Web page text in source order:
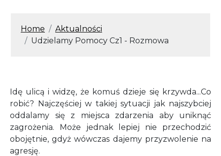
ŚCIEŻKA NAWIGACYJNA
Home
Aktualności
Udzielamy Pomocy Cz1 - Rozmowa
Idę ulicą i widzę, że komuś dzieje się krzywda...Co
robić? Najczęściej w takiej sytuacji jak najszybciej
oddalamy się z miejsca zdarzenia aby uniknąć
zagrożenia. Może jednak lepiej nie przechodzić
obojętnie, gdyż wówczas dajemy przyzwolenie na
agresję.